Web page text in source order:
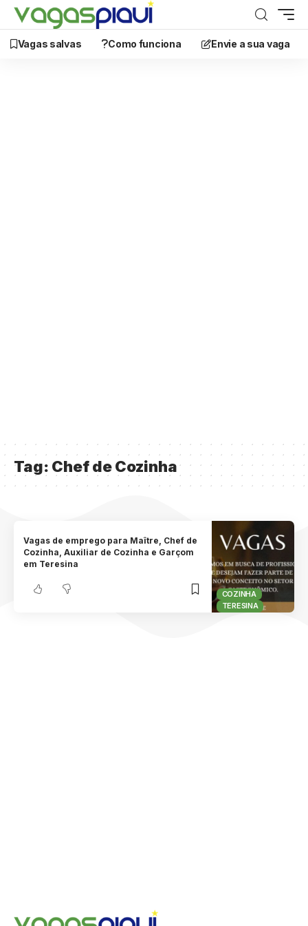
Vagas salvas Como funciona Envie a sua vaga
Tag: Chef de Cozinha
COZINHA
TERESINA
Vagas de emprego para Maître, Chef de
Cozinha, Auxiliar de Cozinha e Garçom
em Teresina